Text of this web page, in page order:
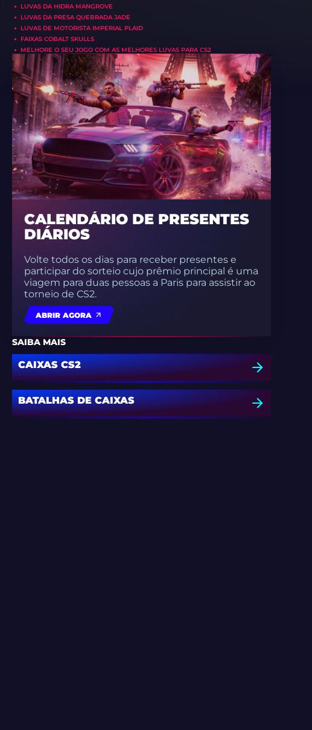
LUVAS DA HIDRA MANGROVE
LUVAS DA PRESA QUEBRADA JADE
LUVAS DE MOTORISTA IMPERIAL PLAID
FAIXAS COBALT SKULLS
MELHORE O SEU JOGO COM AS MELHORES LUVAS PARA CS2
CALENDÁRIO DE PRESENTES
DIÁRIOS
Volte todos os dias para receber presentes e
participar do sorteio cujo prêmio principal é uma
viagem para duas pessoas a Paris para assistir ao
torneio de CS2.
ABRIR AGORA
SAIBA MAIS
CAIXAS CS2
BATALHAS DE CAIXAS